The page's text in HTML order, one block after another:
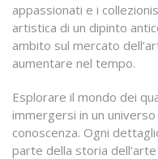
appassionati e i
artistica di un dipinto
ambito sul mercato
aumentare nel tempo.
Esplorare il mondo dei
immergersi in un
conoscenza. Ogni
parte della storia